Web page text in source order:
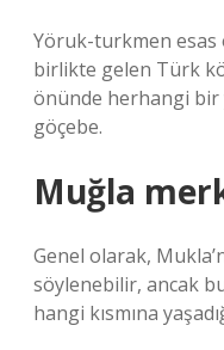
Yöruk-turkmen esas
birlikte gelen Türk
önünde herhangi bir
göçebe.
Muğla
Genel olarak,
söylenebilir, ancak
hangi kısmına